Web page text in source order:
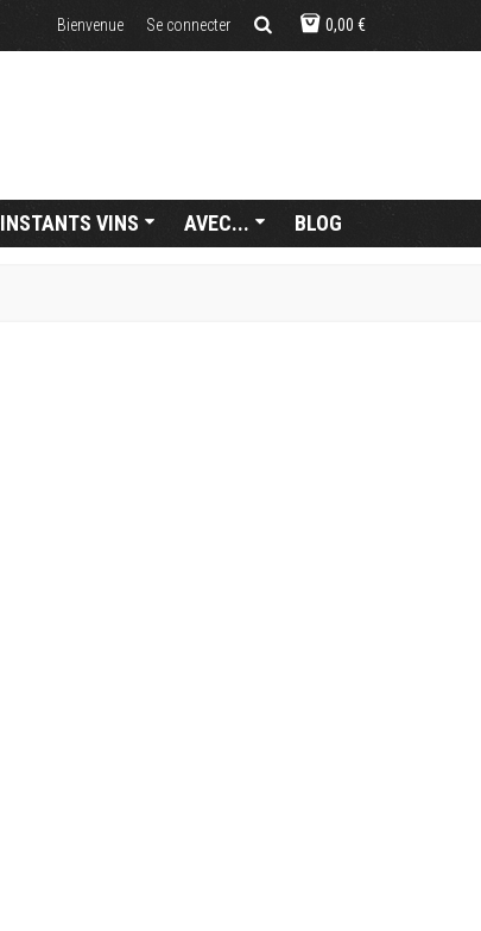
0,00 €
Bienvenue Se connecter
INSTANTS VINS AVEC... BLOG